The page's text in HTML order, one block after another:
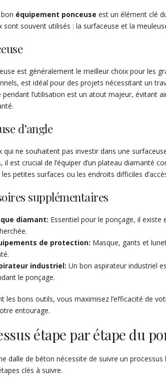
équipement ponceuse est un élément clé
sont souvent utilisés : la surfaceuse et la
est généralement le meilleur choix pour les
est idéal pour des projets nécessitant un
pendant l’utilisation est un atout majeur, évitant
d’angle
qui ne souhaitent pas investir dans une
il est crucial de l’équiper d’un plateau diamanté
petites surfaces ou les endroits difficiles
supplémentaires
diamant: Essentiel pour le ponçage, il
de protection: Masque, gants et
industriel: Un bon aspirateur industriel
le ponçage.
les bons outils, vous maximisez l’efficacité de
entourage.
étape par étape du
dalle de béton nécessite de suivre un
clés à suivre.